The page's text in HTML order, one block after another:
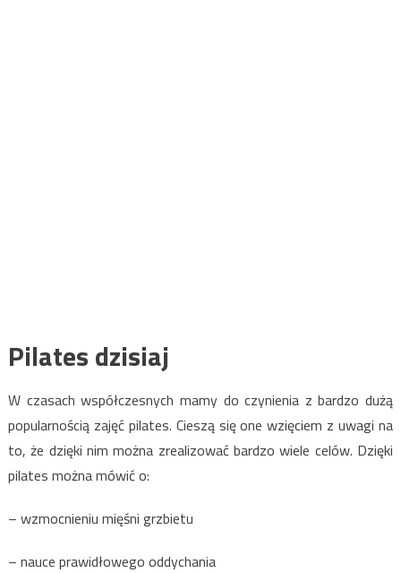
Pilates dzisiaj
W czasach współczesnych mamy do czynienia z bardzo dużą
popularnością zajęć pilates. Cieszą się one wzięciem z uwagi na
to, że dzięki nim można zrealizować bardzo wiele celów. Dzięki
pilates można mówić o:
– wzmocnieniu mięśni grzbietu
– nauce prawidłowego oddychania